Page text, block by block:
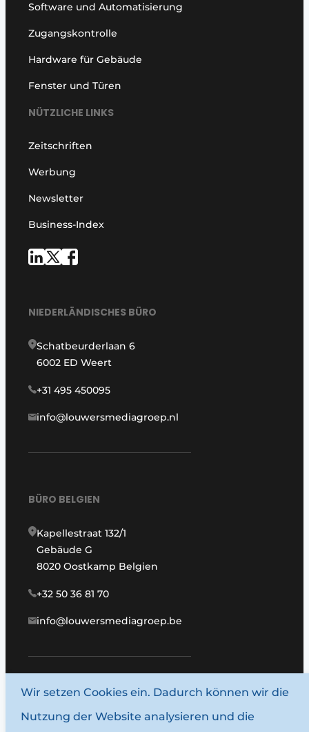
Software und Automatisierung
Zugangskontrolle
Hardware für Gebäude
Fenster und Türen
NÜTZLICHE LINKS
Zeitschriften
Werbung
Newsletter
Business-Index
NIEDERLÄNDISCHES BÜRO
Schatbeurderlaan 6
6002 ED Weert
+31 495 450095
info@louwersmediagroep.nl
BÜRO BELGIEN
Kapellestraat 132/1
Gebäude G
8020 Oostkamp Belgien
+32 50 36 81 70
info@louwersmediagroep.be
www.louwersmediagroep.com
© 1987–2026 Louwersmediagroep.
Wir setzen Cookies ein. Dadurch können wir die
Nutzung der Website analysieren und die